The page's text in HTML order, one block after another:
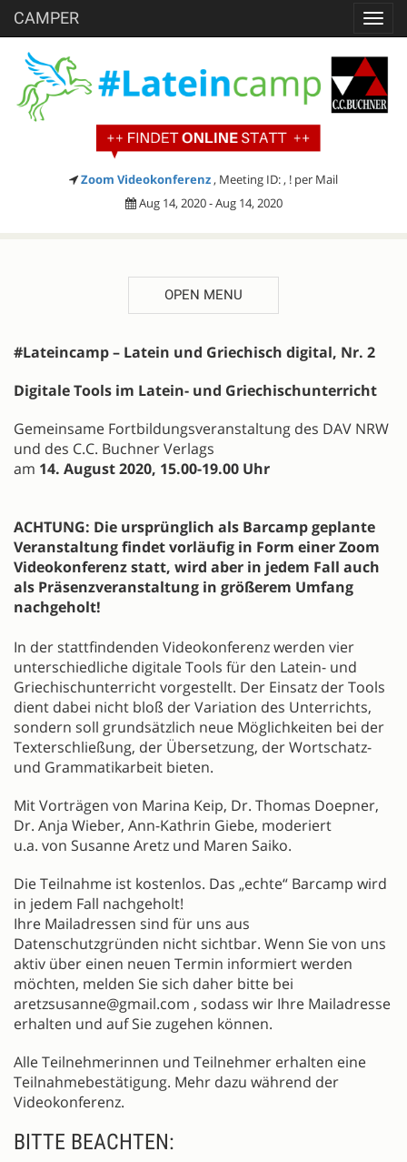
CAMPER
Zoom Videokonferenz , Meeting ID: , ! per Mail
Aug 14, 2020 - Aug 14, 2020
OPEN MENU
DESCRIPTION
#Lateincamp – Latein und Griechisch digital, Nr. 2
Digitale Tools im Latein- und Griechischunterricht
Gemeinsame Fortbildungsveranstaltung des DAV NRW
und des C.C. Buchner Verlags
am 14. August 2020, 15.00-19.00 Uhr
ACHTUNG: Die ursprünglich als Barcamp geplante
Veranstaltung findet vorläufig in Form einer Zoom
Videokonferenz statt, wird aber in jedem Fall auch
als Präsenzveranstaltung in größerem Umfang
nachgeholt!
In der stattfindenden Videokonferenz werden vier
unterschiedliche digitale Tools für den Latein- und
Griechischunterricht vorgestellt. Der Einsatz der Tools
dient dabei nicht bloß der Variation des Unterrichts,
sondern soll grundsätzlich neue Möglichkeiten bei der
Texterschließung, der Übersetzung, der Wortschatz-
und Grammatikarbeit bieten.
Mit Vorträgen von Marina Keip, Dr. Thomas Doepner,
Dr. Anja Wieber, Ann-Kathrin Giebe, moderiert
u.a. von Susanne Aretz und Maren Saiko.
Die Teilnahme ist kostenlos. Das „echte“ Barcamp wird
in jedem Fall nachgeholt!
Ihre Mailadressen sind für uns aus
Datenschutzgründen nicht sichtbar. Wenn Sie von uns
aktiv über einen neuen Termin informiert werden
möchten, melden Sie sich daher bitte bei
aretzsusanne@gmail.com , sodass wir Ihre Mailadresse
erhalten und auf Sie zugehen können.
Alle Teilnehmerinnen und Teilnehmer erhalten eine
Teilnahmebestätigung. Mehr dazu während der
Videokonferenz.
BITTE BEACHTEN: